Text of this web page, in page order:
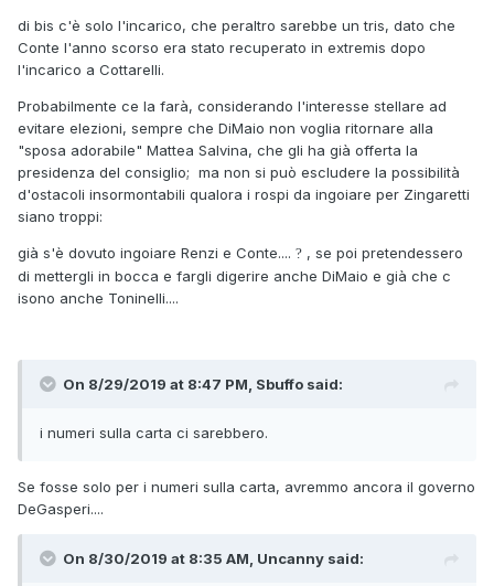
di bis c'è solo l'incarico, che peraltro sarebbe un tris, dato che
Conte l'anno scorso era stato recuperato in extremis dopo
l'incarico a Cottarelli.
Probabilmente ce la farà, considerando l'interesse stellare ad
evitare elezioni, sempre che DiMaio non voglia ritornare alla
"sposa adorabile" Mattea Salvina, che gli ha già offerta la
presidenza del consiglio; ma non si può escludere la possibilità
d'ostacoli insormontabili qualora i rospi da ingoiare per Zingaretti
siano troppi:
già s'è dovuto ingoiare Renzi e Conte.... ? , se poi pretendessero
di mettergli in bocca e fargli digerire anche DiMaio e già che c
isono anche Toninelli....
On 8/29/2019 at 8:47 PM, Sbuffo said:
i numeri sulla carta ci sarebbero.
Se fosse solo per i numeri sulla carta, avremmo ancora il governo
DeGasperi....
On 8/30/2019 at 8:35 AM, Uncanny said: